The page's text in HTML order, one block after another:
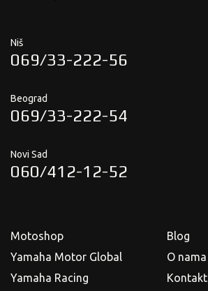
Niš
069/33-222-56
Beograd
069/33-222-54
Novi Sad
060/412-12-52
Motoshop
Yamaha Motor Global
Yamaha Racing
Blog
O nama
Kontakt